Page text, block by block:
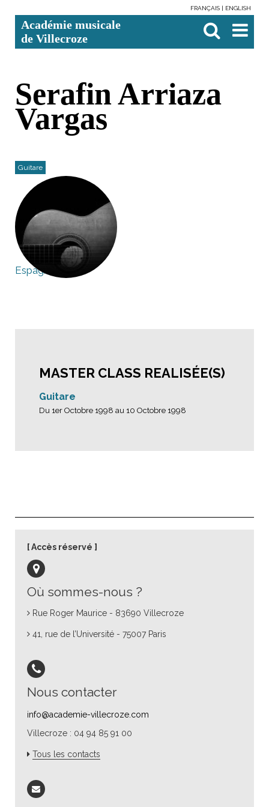
contenu.
Aller
à
personnels
FRANÇAIS ENGLISH
Académie musicale
de Villecroze

avancée…
Serafin Arriaza
Vargas
Guitare
Espagne
MASTER CLASS REALISÉE(S)
Guitare
Du 1er Octobre 1998 au 10 Octobre 1998
Où sommes-nous ?
Rue Roger Maurice - 83690 Villecroze
41, rue de l’Université - 75007 Paris
Nous contacter
info@academie-villecroze.com
Villecroze : 04 94 85 91 00
Tous les contacts
Accès réservé